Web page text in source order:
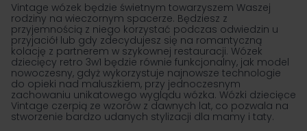
Vintage wózek będzie świetnym towarzyszem Waszej
rodziny na wieczornym spacerze. Będziesz z
przyjemnością z niego korzystać podczas odwiedzin u
przyjaciół lub gdy zdecydujesz się na romantyczną
kolację z partnerem w szykownej restauracji. Wózek
dziecięcy retro 3w1 będzie równie funkcjonalny, jak model
nowoczesny, gdyż wykorzystuje najnowsze technologie
do opieki nad maluszkiem, przy jednoczesnym
zachowaniu unikatowego wyglądu wózka. Wózki dziecięce
Vintage czerpią ze wzorów z dawnych lat, co pozwala na
stworzenie bardzo udanych stylizacji dla mamy i taty.